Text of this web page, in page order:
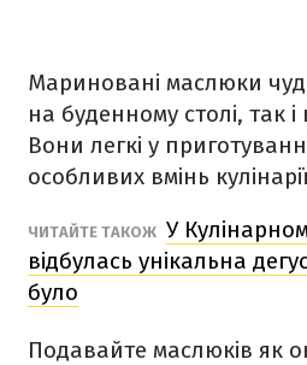
Мариновані маслюки
на буденному столі, так
Вони легкі у
особливих вмінь
ЧИТАЙТЕ ТАКОЖ У
відбулась унікальна
було
Подавайте маслюків як